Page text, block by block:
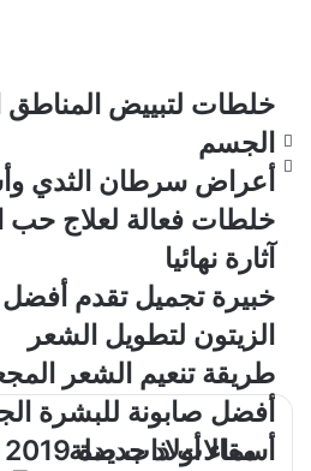
خلطات لتبييض المناطق
الجسم
أعراض سرطان الثدي
خلطات فعالة لعلاج حب
آثارة نهائيا
خبيرة تجميل تقدم
الزيتون لتطويل الشعر
طريقة تنعيم الشعر
أفضل صابونة للبشرة
أسماء أولاد جديدة 2019
مقالات ذات صلة